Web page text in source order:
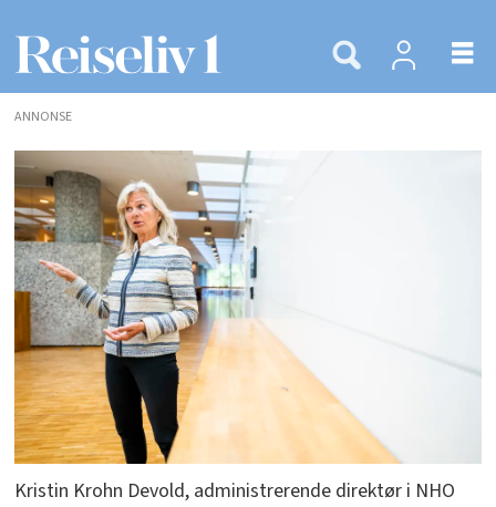
ANNONSE
Kristin Krohn Devold, administrerende direktør i NHO